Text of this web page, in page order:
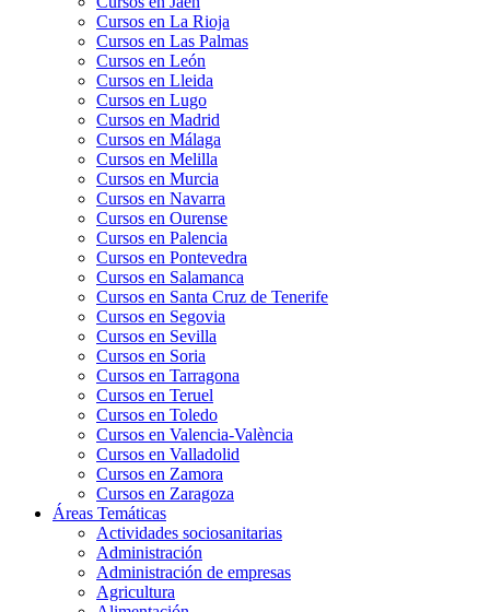
Cursos en La Rioja
Cursos en Las Palmas
Cursos en León
Cursos en Lleida
Cursos en Lugo
Cursos en Madrid
Cursos en Málaga
Cursos en Melilla
Cursos en Murcia
Cursos en Navarra
Cursos en Ourense
Cursos en Palencia
Cursos en Pontevedra
Cursos en Salamanca
Cursos en Santa Cruz de Tenerife
Cursos en Segovia
Cursos en Sevilla
Cursos en Soria
Cursos en Tarragona
Cursos en Teruel
Cursos en Toledo
Cursos en Valencia-València
Cursos en Valladolid
Cursos en Zamora
Cursos en Zaragoza
Áreas Temáticas
Actividades sociosanitarias
Administración
Administración de empresas
Agricultura